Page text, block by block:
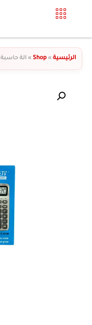
الرئيسية »
Shop
» الة حاسبة Citizen – رقم 860